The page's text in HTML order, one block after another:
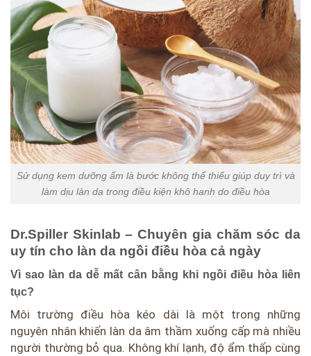
Sử dụng kem dưỡng ẩm là bước không thể thiếu giúp duy trì và
làm dịu làn da trong điều kiện khô hanh do điều hòa
Dr.Spiller Skinlab – Chuyên gia chăm sóc da
uy tín cho làn da ngồi điều hòa cả ngày
Vì sao làn da dễ mất cân bằng khi ngồi điều hòa liên
tục?
Môi trường điều hòa kéo dài là một trong những
nguyên nhân khiến làn da âm thầm xuống cấp mà nhiều
người thường bỏ qua. Không khí lạnh, độ ẩm thấp cùng